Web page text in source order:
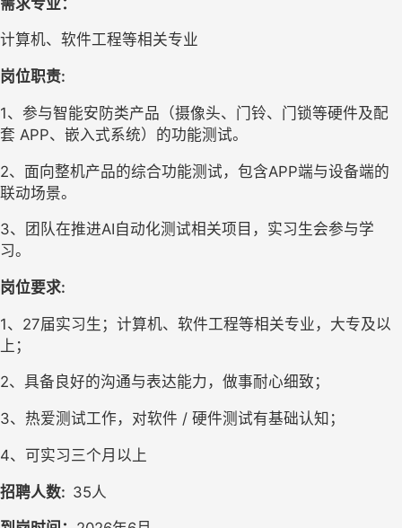
计算机、软件工程等相关专业
岗位职责:
1、参与智能安防类产品（摄像头、门铃、门锁等硬件及配
套 APP、嵌入式系统）的功能测试。
2、面向整机产品的综合功能测试，包含APP端与设备端的
联动场景。
3、团队在推进AI自动化测试相关项目，实习生会参与学
习。
岗位要求:
1、 27届实习生；计算机、软件工程等相关专业，大专及以
上 ；
2、具备良好的沟通与表达能力，做事耐心细致；
3、热爱测试工作，对软件 / 硬件测试有基础认知；
4、可实习三个月以上
招聘人数: 35人